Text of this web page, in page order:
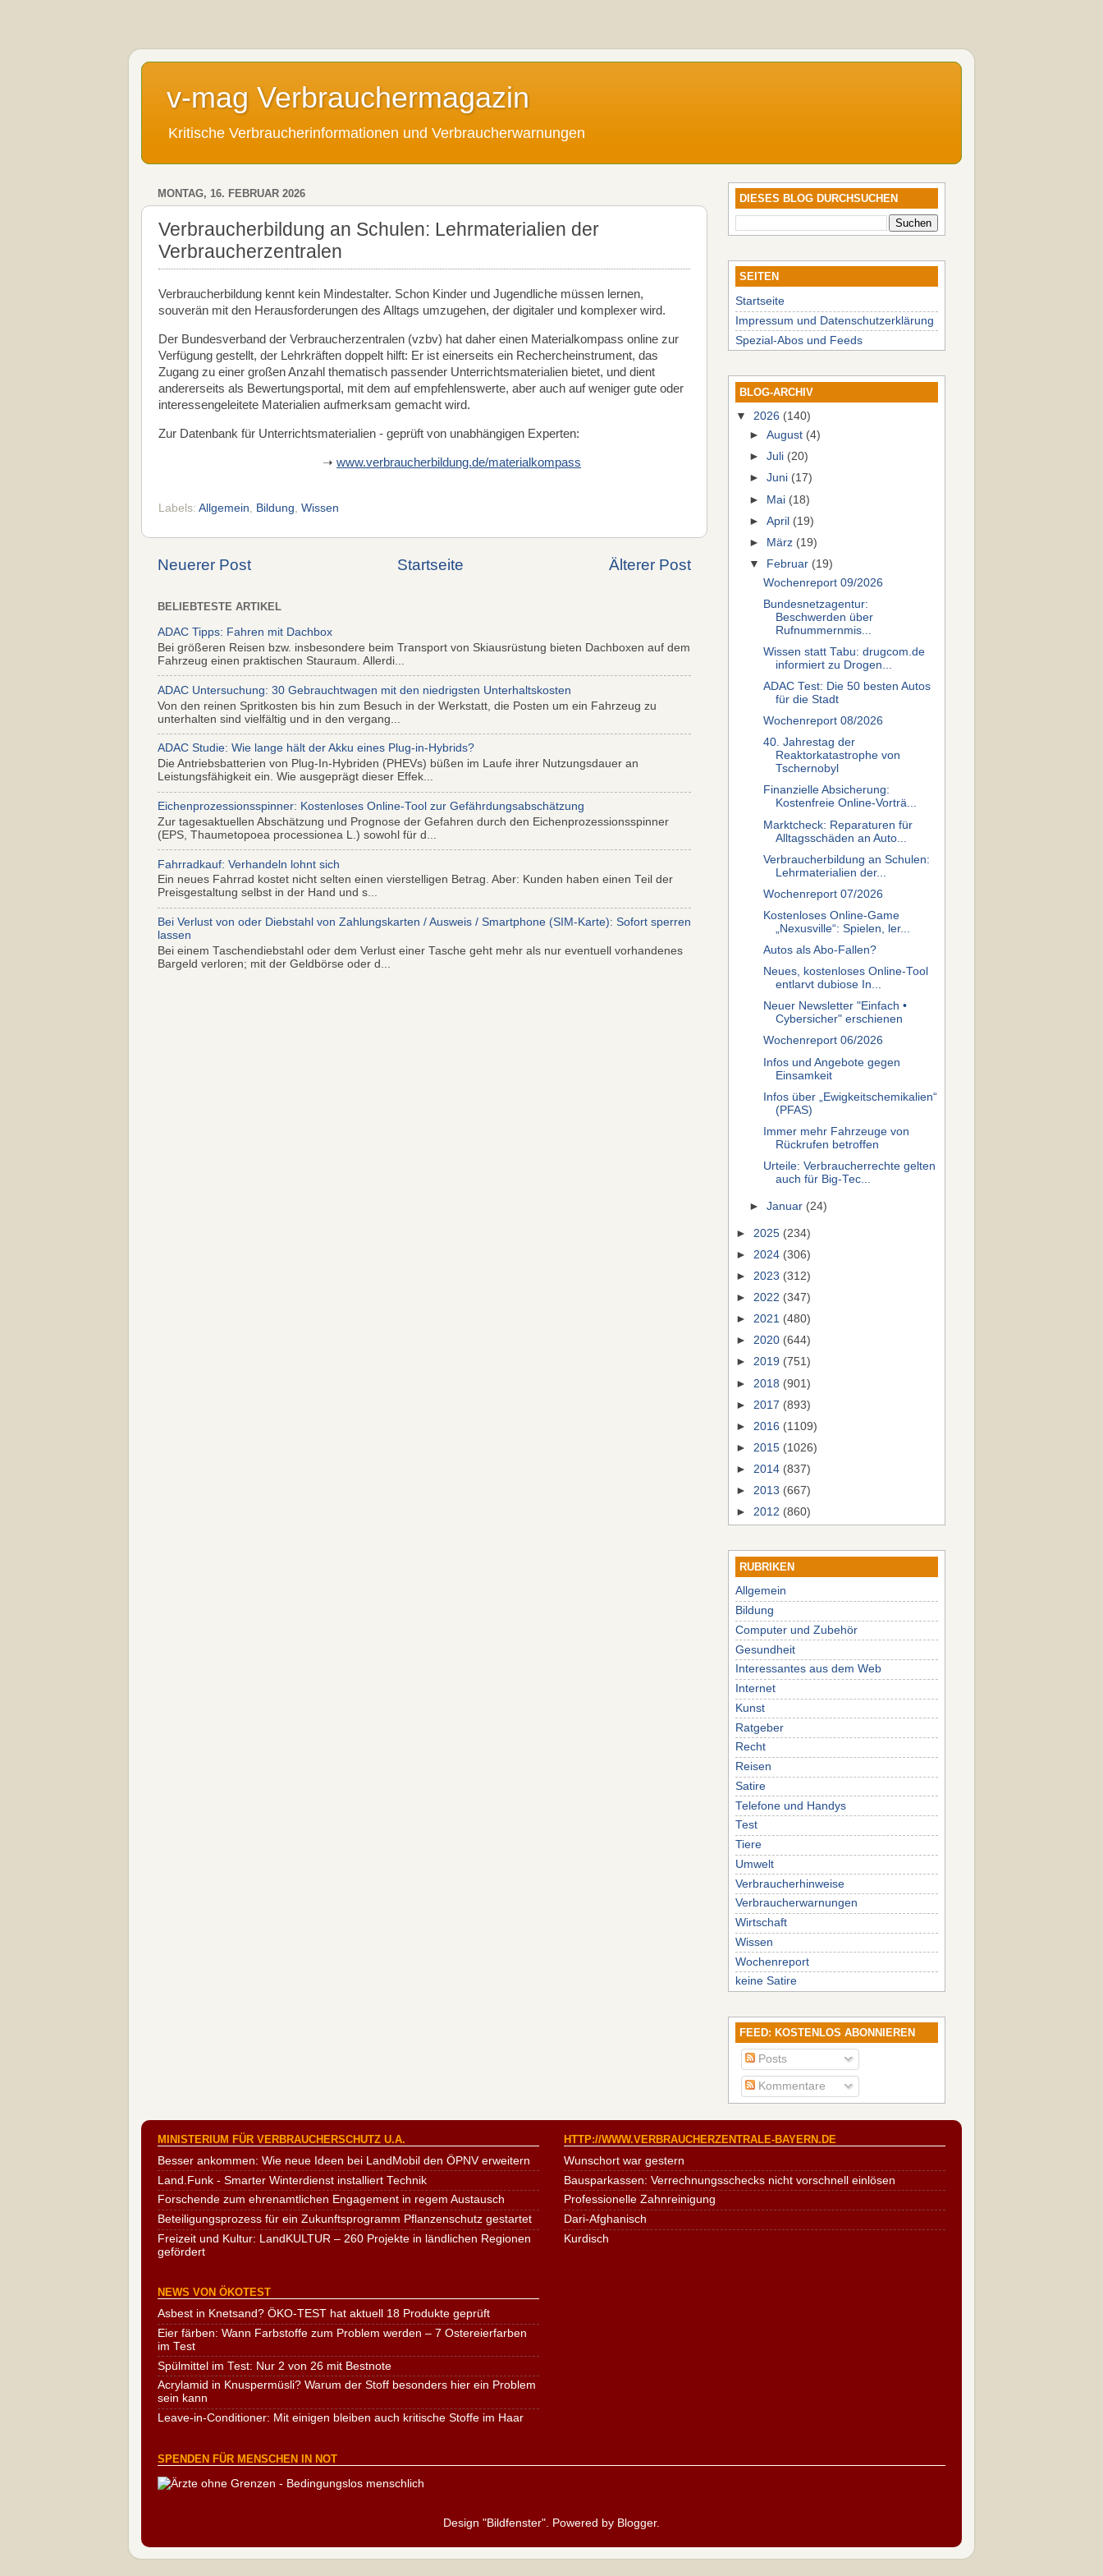
v-mag Verbrauchermagazin
Kritische Verbraucherinformationen und Verbraucherwarnungen
MONTAG, 16. FEBRUAR 2026
Verbraucherbildung an Schulen: Lehrmaterialien der
Verbraucherzentralen
Verbraucherbildung kennt kein Mindestalter. Schon Kinder und Jugendliche müssen lernen,
souverän mit den Herausforderungen des Alltags umzugehen, der digitaler und komplexer wird.
Der Bundesverband der Verbraucherzentralen (vzbv) hat daher einen Materialkompass online zur
Verfügung gestellt, der Lehrkräften doppelt hilft: Er ist einerseits ein Rechercheinstrument, das
Zugang zu einer großen Anzahl thematisch passender Unterrichtsmaterialien bietet, und dient
andererseits als Bewertungsportal, mit dem auf empfehlenswerte, aber auch auf weniger gute oder
interessengeleitete Materialien aufmerksam gemacht wird.
Zur Datenbank für Unterrichtsmaterialien - geprüft von unabhängigen Experten:
➝ www.verbraucherbildung.de/materialkompass
Labels: Allgemein, Bildung, Wissen
Neuerer Post Älterer Post
Startseite
BELIEBTESTE ARTIKEL
ADAC Tipps: Fahren mit Dachbox
Bei größeren Reisen bzw. insbesondere beim Transport von Skiausrüstung bieten Dachboxen auf dem
Fahrzeug einen praktischen Stauraum. Allerdi...
ADAC Untersuchung: 30 Gebrauchtwagen mit den niedrigsten Unterhaltskosten
Von den reinen Spritkosten bis hin zum Besuch in der Werkstatt, die Posten um ein Fahrzeug zu
unterhalten sind vielfältig und in den vergang...
ADAC Studie: Wie lange hält der Akku eines Plug-in-Hybrids?
Die Antriebsbatterien von Plug-In-Hybriden (PHEVs) büßen im Laufe ihrer Nutzungsdauer an
Leistungsfähigkeit ein. Wie ausgeprägt dieser Effek...
Eichenprozessionsspinner: Kostenloses Online-Tool zur Gefährdungsabschätzung
Zur tagesaktuellen Abschätzung und Prognose der Gefahren durch den Eichenprozessionsspinner
(EPS, Thaumetopoea processionea L.) sowohl für d...
Fahrradkauf: Verhandeln lohnt sich
Ein neues Fahrrad kostet nicht selten einen vierstelligen Betrag. Aber: Kunden haben einen Teil der
Preisgestaltung selbst in der Hand und s...
Bei Verlust von oder Diebstahl von Zahlungskarten / Ausweis / Smartphone (SIM-Karte): Sofort sperren
lassen
Bei einem Taschendiebstahl oder dem Verlust einer Tasche geht mehr als nur eventuell vorhandenes
Bargeld verloren; mit der Geldbörse oder d...
DIESES BLOG DURCHSUCHEN
SEITEN
Startseite
Impressum und Datenschutzerklärung
Spezial-Abos und Feeds
BLOG-ARCHIV
▼ 2026 (140)
►August (4)
►Juli (20)
►Juni (17)
► Mai (18)
►April (19)
►
März (19)
▼
Februar (19)
Wochenreport 09/2026
Bundesnetzagentur:
Beschwerden über
Rufnummern­mis...
Wissen statt Tabu: drugcom.de
informiert zu Drogen...
ADAC Test: Die 50 besten Autos
für die Stadt
Wochenreport 08/2026
40. Jahrestag der
Reaktorkatastrophe von
Tschernobyl
Finanzielle Absicherung:
Kostenfreie Online-Vorträ...
Marktcheck: Reparaturen für
Alltagsschäden an Auto...
Verbraucherbildung an Schulen:
Lehrmaterialien der...
Wochenreport 07/2026
Kostenloses Online-Game
„Nexusville“: Spielen, ler...
Autos als Abo-Fallen?
Neues, kostenloses Online-Tool
entlarvt dubiose In...
Neuer Newsletter "Einfach •
Cybersicher" erschienen
Wochenreport 06/2026
Infos und Angebote gegen
Einsamkeit
Infos über „Ewigkeitschemikalien“
(PFAS)
Immer mehr Fahrzeuge von
Rückrufen betroffen
Urteile: Verbraucherrechte gelten
auch für Big-Tec...
►Januar (24)
► 2025 (234)
► 2024 (306)
► 2023 (312)
► 2022 (347)
► 2021 (480)
► 2020 (644)
► 2019 (751)
► 2018 (901)
► 2017 (893)
► 2016 (1109)
► 2015 (1026)
► 2014 (837)
► 2013 (667)
► 2012 (860)
RUBRIKEN
Allgemein
Bildung
Computer und Zubehör
Gesundheit
Interessantes aus dem Web
Internet
Kunst
Ratgeber
Recht
Reisen
Satire
Telefone und Handys
Test
Tiere
Umwelt
Verbraucherhinweise
Verbraucherwarnungen
Wirtschaft
Wissen
Wochenreport
keine Satire
FEED: KOSTENLOS ABONNIEREN
Posts
Kommentare
MINISTERIUM FÜR VERBRAUCHERSCHUTZ U.A.
Besser ankommen: Wie neue Ideen bei LandMobil den ÖPNV erweitern
Land.Funk - Smarter Winterdienst installiert Technik
Forschende zum ehrenamtlichen Engagement in regem Austausch
Beteiligungsprozess für ein Zukunftsprogramm Pflanzenschutz gestartet
Freizeit und Kultur: LandKULTUR – 260 Projekte in ländlichen Regionen
gefördert
NEWS VON ÖKOTEST
Asbest in Knetsand? ÖKO-TEST hat aktuell 18 Produkte geprüft
Eier färben: Wann Farbstoffe zum Problem werden – 7 Ostereierfarben
im Test
Spülmittel im Test: Nur 2 von 26 mit Bestnote
Acrylamid in Knuspermüsli? Warum der Stoff besonders hier ein Problem
sein kann
Leave-in-Conditioner: Mit einigen bleiben auch kritische Stoffe im Haar
HTTP://WWW.VERBRAUCHERZENTRALE-BAYERN.DE
Wunschort war gestern
Bausparkassen: Verrechnungsschecks nicht vorschnell einlösen
Professionelle Zahnreinigung
Dari-Afghanisch
Kurdisch
SPENDEN FÜR MENSCHEN IN NOT
Design "Bildfenster". Powered by Blogger.